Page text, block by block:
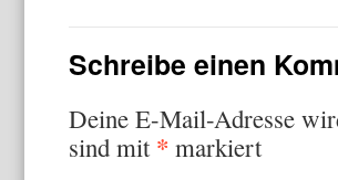
Schreibe einen
Deine E-Mail-Adresse
sind mit * markiert